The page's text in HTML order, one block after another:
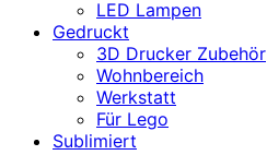
LED Lampen
Gedruckt
3D Drucker Zubehör
Wohnbereich
Werkstatt
Für Lego
Sublimiert